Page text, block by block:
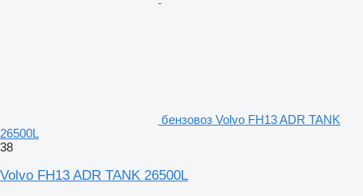
бензовоз Volvo FH13 ADR TANK
26500L
38
Volvo FH13 ADR TANK 26500L